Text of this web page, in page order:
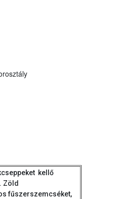
kellő
Zöld
fűszerszemcséket,